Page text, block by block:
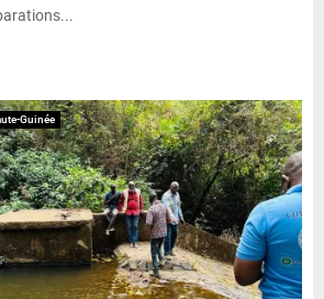
Guinée